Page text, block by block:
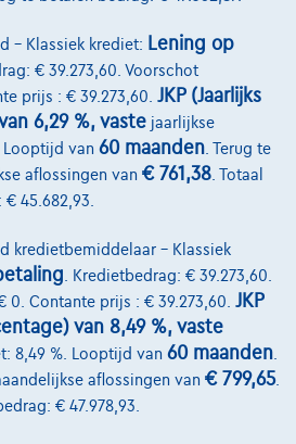
– Klassiek krediet: Lening op
€ 39.273,60. Voorschot
prijs : € 39.273,60. JKP (Jaarlijks
6,29 %, vaste jaarlijkse
Looptijd van 60 maanden . Terug te
aflossingen van € 761,38 . Totaal
45.682,93.
kredietbemiddelaar – Klassiek
. Kredietbedrag: € 39.273,60.
Contante prijs : € 39.273,60. JKP
van 8,49 %, vaste
8,49 %. Looptijd van 60 maanden
aflossingen van € 799,65.
€ 47.978,93.